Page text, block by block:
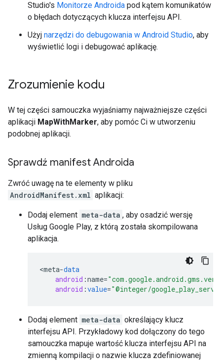
Studio's Monitorze Androida pod kątem komunikatów
o błędach dotyczących klucza interfejsu API.
Użyj narzędzi do debugowania w Android Studio, aby
wyświetlić logi i debugować aplikację.
Zrozumienie kodu
W tej części samouczka wyjaśniamy najważniejsze części
aplikacji MapWithMarker, aby pomóc Ci w utworzeniu
podobnej aplikacji.
Sprawdź manifest Androida
Zwróć uwagę na te elementy w pliku
AndroidManifest.xml aplikacji:
Dodaj element meta-data , aby osadzić wersję
Usług Google Play, z którą została skompilowana
aplikacja.
<meta-data
android :name=
android :value="@integer/
Dodaj element meta-data określający klucz
interfejsu API. Przykładowy kod dołączony do tego
samouczka mapuje wartość klucza interfejsu API na
zmienną kompilacji o nazwie klucza zdefiniowanej